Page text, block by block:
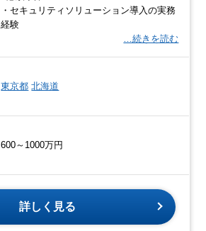
・セキュリティソリューション導入の実務
経験
…続きを読む
東京都 北海道
600～1000万円
詳しく見る